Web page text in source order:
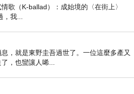
歌（K-ballad）：成始境的〈在街上〉
我...
，就是東野圭吾過世了。一位這麼多產又
，也蠻讓人唏...